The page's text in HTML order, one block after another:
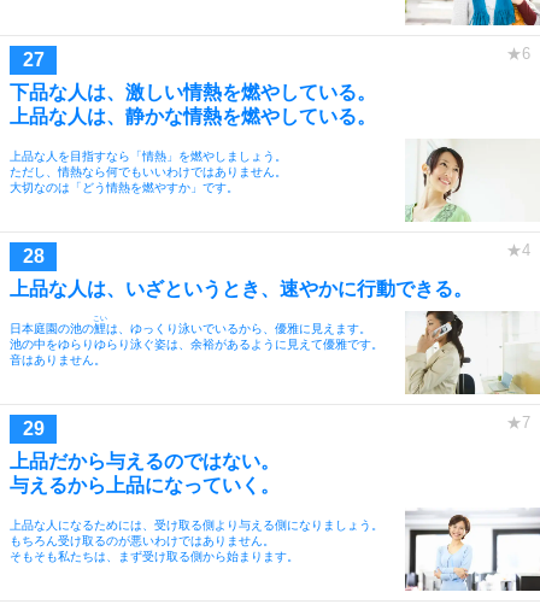
下品な人は、激しい情熱を燃やしている。
上品な人は、静かな情熱を燃やしている。
上品な人を目指すなら「情熱」を燃やしましょう。
ただし、情熱なら何でもいいわけではありません。
大切なのは「どう情熱を燃やすか」です。
上品な人は、いざというとき、速やかに行動できる。
日本庭園の池の鯉
こい
は、ゆっくり泳いでいるから、優雅に見えます。
池の中をゆらりゆらり泳ぐ姿は、余裕があるように見えて優雅です。
音はありません。
上品だから与えるのではない。
与えるから上品になっていく。
上品な人になるためには、受け取る側より与える側になりましょう。
もちろん受け取るのが悪いわけではありません。
そもそも私たちは、まず受け取る側から始まります。